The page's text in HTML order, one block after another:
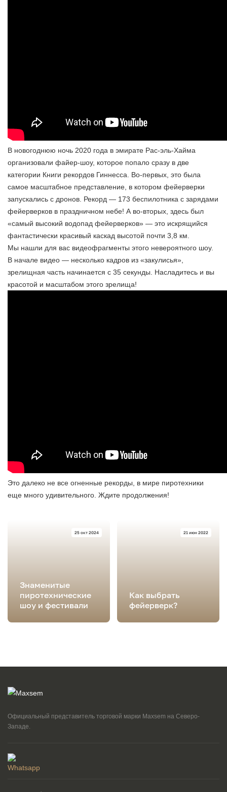
В новогоднюю ночь 2020 года в эмирате Рас-эль-Хайма
организовали файер-шоу, которое попало сразу в две
категории Книги рекордов Гиннесса. Во-первых, это была
самое масштабное представление, в котором фейерверки
запускались с дронов. Рекорд — 173 беспилотника c зарядами
фейерверков в праздничном небе! А во-вторых, здесь был
«самый высокий водопад фейерверков» — это искрящийся
фантастически красивый каскад высотой почти 3,8 км.
Мы нашли для вас видеофрагменты этого невероятного шоу.
В начале видео — несколько кадров из «закулисья»,
зрелищная часть начинается с 35 секунды. Насладитесь и вы
красотой и масштабом этого зрелища!
Это далеко не все огненные рекорды, в мире пиротехники
еще много удивительного. Ждите продолжения!
25 окт 2024
Знаменитые
пиротехнические
шоу и фестивали
21 июн 2022
Как выбрать
фейерверк?
Официальный представитель торговой марки Maxsem на Северо-
Западе.